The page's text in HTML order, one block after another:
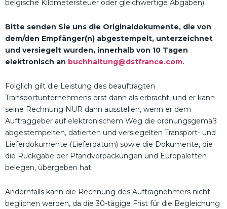
belgische Kilometersteuer oder gleichwertige Abgaben).
Bitte senden Sie uns die Originaldokumente, die von
dem/den Empfänger(n) abgestempelt, unterzeichnet
und versiegelt wurden, innerhalb von 10 Tagen
elektronisch an buchhaltung@dstfrance.com.
Folglich gilt die Leistung des beauftragten
Transportunternehmens erst dann als erbracht, und er kann
seine Rechnung NUR dann ausstellen, wenn er dem
Auftraggeber auf elektronischem Weg die ordnungsgemäß
abgestempelten, datierten und versiegelten Transport- und
Lieferdokumente (Lieferdatum) sowie die Dokumente, die
die Rückgabe der Pfandverpackungen und Europaletten
belegen, übergeben hat.
Andernfalls kann die Rechnung des Auftragnehmers nicht
beglichen werden, da die 30-tägige Frist für die Begleichung